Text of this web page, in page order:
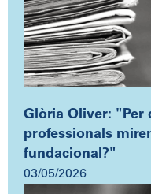
Glòria Oliver: "Per
professionals
fundacional?"
03/05/2026